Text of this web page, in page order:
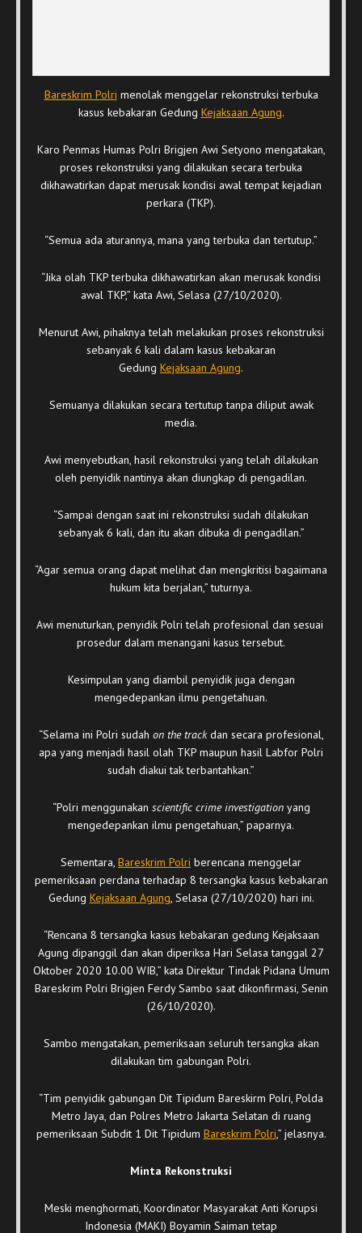
Bareskrim Polri menolak menggelar rekonstruksi terbuka
kasus kebakaran Gedung Kejaksaan Agung.
Karo Penmas Humas Polri Brigjen Awi Setyono mengatakan,
proses rekonstruksi yang dilakukan secara terbuka
dikhawatirkan dapat merusak kondisi awal tempat kejadian
perkara (TKP).
“Semua ada aturannya, mana yang terbuka dan tertutup.”
“Jika olah TKP terbuka dikhawatirkan akan merusak kondisi
awal TKP,” kata Awi, Selasa (27/10/2020).
Menurut Awi, pihaknya telah melakukan proses rekonstruksi
sebanyak 6 kali dalam kasus kebakaran
Gedung Kejaksaan Agung.
Semuanya dilakukan secara tertutup tanpa diliput awak
media.
Awi menyebutkan, hasil rekonstruksi yang telah dilakukan
oleh penyidik nantinya akan diungkap di pengadilan.
“Sampai dengan saat ini rekonstruksi sudah dilakukan
sebanyak 6 kali, dan itu akan dibuka di pengadilan.”
“Agar semua orang dapat melihat dan mengkritisi bagaimana
hukum kita berjalan,” tuturnya.
Awi menuturkan, penyidik Polri telah profesional dan sesuai
prosedur dalam menangani kasus tersebut.
Kesimpulan yang diambil penyidik juga dengan
mengedepankan ilmu pengetahuan.
“Selama ini Polri sudah on the trackdan secara profesional,
apa yang menjadi hasil olah TKP maupun hasil Labfor Polri
sudah diakui tak terbantahkan.”
“Polri menggunakan scientific crime investigationyang
mengedepankan ilmu pengetahuan,” paparnya.
Sementara, Bareskrim Polri berencana menggelar
pemeriksaan perdana terhadap 8 tersangka kasus kebakaran
Gedung Kejaksaan Agung, Selasa (27/10/2020) hari ini.
“Rencana 8 tersangka kasus kebakaran gedung Kejaksaan
Agung dipanggil dan akan diperiksa Hari Selasa tanggal 27
Oktober 2020 10.00 WIB,” kata Direktur Tindak Pidana Umum
Bareskrim Polri Brigjen Ferdy Sambo saat dikonfirmasi, Senin
(26/10/2020).
Sambo mengatakan, pemeriksaan seluruh tersangka akan
dilakukan tim gabungan Polri.
“Tim penyidik gabungan Dit Tipidum Bareskirm Polri, Polda
Metro Jaya, dan Polres Metro Jakarta Selatan di ruang
pemeriksaan Subdit 1 Dit Tipidum Bareskrim Polri,” jelasnya.
Minta Rekonstruksi
Meski menghormati, Koordinator Masyarakat Anti Korupsi
Indonesia (MAKI) Boyamin Saiman tetap